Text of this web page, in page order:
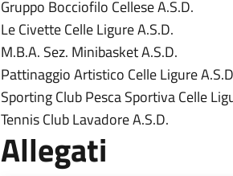
Gruppo Bocciofilo Cellese A.S.D.
Le Civette Celle Ligure A.S.D.
M.B.A. Sez. Minibasket A.S.D.
Pattinaggio Artistico Celle Ligure
Sporting Club Pesca Sportiva Celle
Tennis Club Lavadore A.S.D.
Allegati